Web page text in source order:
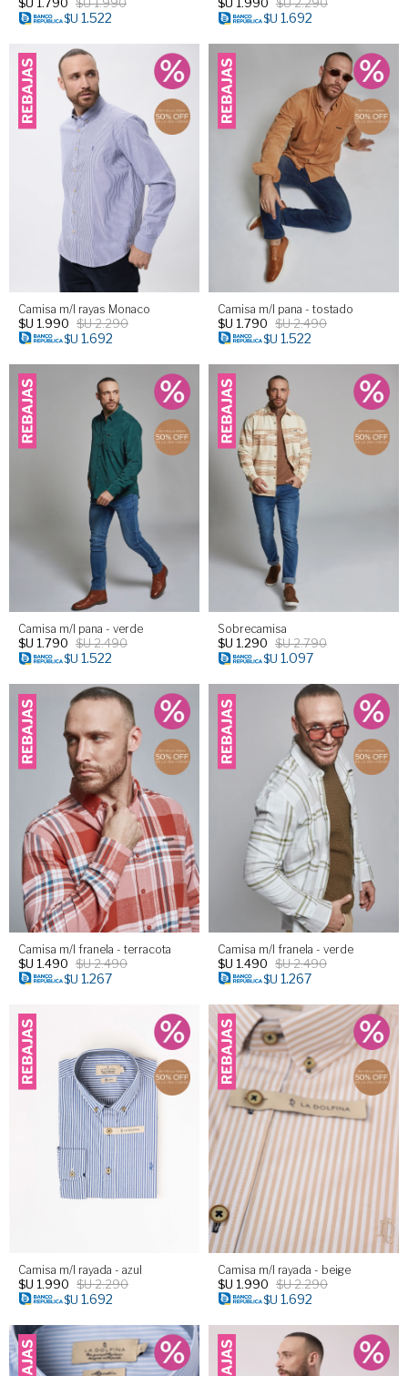
$U 1.522 $U 1.692
Camisa m/l rayas Monaco
$U 1.990 $U2.290
$U 1.692
Camisa m/l pana - tostado
$U 1.790 $U2.490
$U 1.522
Camisa m/l pana - verde
$U 1.790 $U2.490
$U 1.522
Sobrecamisa
$U 1.290 $U2.790
$U 1.097
Camisa m/l franela - terracota
$U 1.490 $U2.490
$U 1.267
Camisa m/l franela - verde
$U 1.490 $U2.490
$U 1.267
Camisa m/l rayada - azul
$U 1.990 $U2.290
$U 1.692
Camisa m/l rayada - beige
$U 1.990 $U2.290
$U 1.692